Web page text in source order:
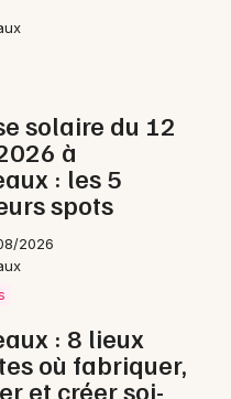
solaire du 12
à
: les 5
spots
2026
: 8 lieux
où fabriquer,
et créer soi-